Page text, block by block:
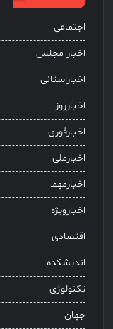
اجتماعی
اخبار مجلس
اخباراستانی
اخبارروز
اخبارفوری
اخبارملی
اخبارمهمـ
اخبارویژه
اقتصادی
اندیشکده
تکنولوژی
جهان